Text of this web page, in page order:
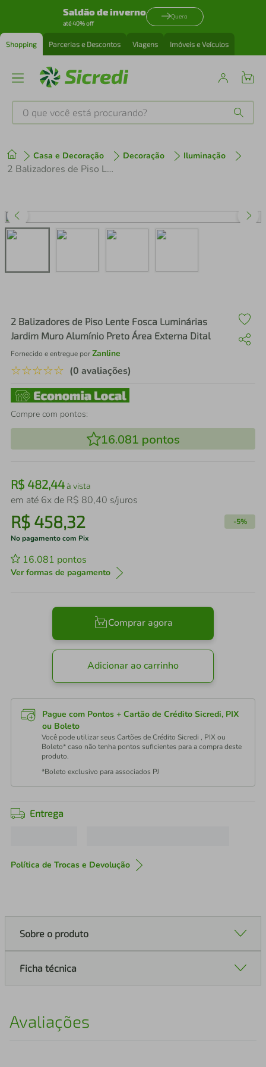
Saldão de inverno
até 40% off
Quero
Shopping Parcerias e Descontos Viagens Imóveis e Veículos
O que você está procurando?
Casa e Decoração Decoração Iluminação
2 Balizadores de Piso Lente Fosca Luminárias Jardim Muro Alumínio Preto Área Externa Dital
2 Balizadores de Piso Lente Fosca Luminárias
Jardim Muro Alumínio Preto Área Externa Dital
Fornecido e entregue porZanline
☆☆☆☆☆ (0 avaliações)
Compre com pontos:
16.081 pontos
R$ 482,44à vista
em até 6x de R$ 80,40 s/juros
R$ 458,32 -5%
No pagamento com Pix
16.081 pontos
Ver formas de pagamento
Comprar agora
Adicionar ao carrinho
Pague com Pontos + Cartão de Crédito Sicredi, PIX
ou Boleto
Você pode utilizar seus Cartões de Crédito Sicredi , PIX ou
Boleto* caso não tenha pontos suficientes para a compra deste
produto.
*Boleto exclusivo para associados PJ
Entrega
Política de Trocas e Devolução
Sobre o produto
Ficha técnica
Avaliações
1º tenis
perfume